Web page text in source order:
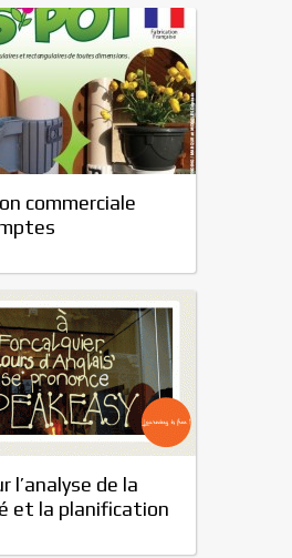
commerciale
l’analyse de la
et la planification